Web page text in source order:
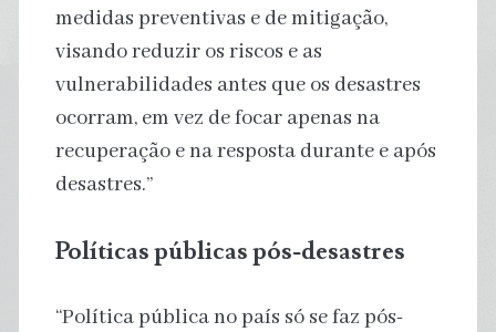
medidas preventivas e de mitigação,
visando reduzir os riscos e as
vulnerabilidades antes que os desastres
ocorram, em vez de focar apenas na
recuperação e na resposta durante e após
desastres.”
Políticas públicas pós-desastres
“Política pública no país só se faz pós-